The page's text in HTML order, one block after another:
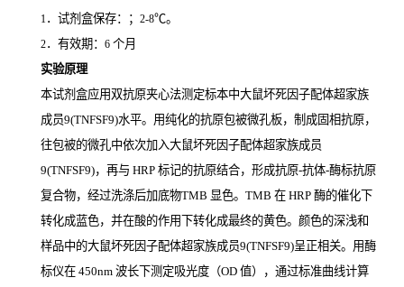
1．试剂盒保存：； 2-8℃。
2．有效期： 6 个月
实验原理
本试剂盒应用双抗原夹心法测定标本中大鼠坏死因子配体超家族
成员9(TNFSF9)水平。用纯化的抗原包被微孔板，制成固相抗原，
往包被的微孔中依次加入大鼠坏死因子配体超家族成员
9(TNFSF9)，再与 HRP 标记的抗原结合，形成抗原-抗体-酶标抗原
复合物，经过洗涤后加底物TMB 显色。 TMB 在 HRP 酶的催化下
转化成蓝色，并在酸的作用下转化成最终的黄色。颜色的深浅和
样品中的大鼠坏死因子配体超家族成员9(TNFSF9)呈正相关。用酶
标仪在 450nm 波长下测定吸光度（OD 值），通过标准曲线计算